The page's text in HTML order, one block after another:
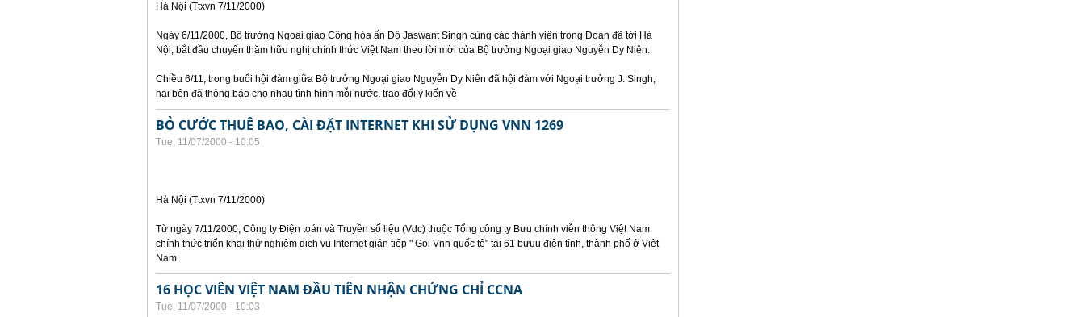
Hà Nội (Ttxvn 7/11/2000)
Ngày 6/11/2000, Bộ trưởng Ngoại giao Cộng hòa ấn Độ Jaswant Singh cùng các thành viên trong Đoàn đã tới Hà
Nội, bắt đầu chuyến thăm hữu nghị chính thức Việt Nam theo lời mời của Bộ trưởng Ngoại giao Nguyễn Dy Niên.
Chiều 6/11, trong buổi hội đàm giữa Bộ trưởng Ngoại giao Nguyễn Dy Niên đã hội đàm với Ngoại trưởng J. Singh,
hai bên đã thông báo cho nhau tình hình mỗi nước, trao đổi ý kiến về
BỎ CƯỚC THUÊ BAO, CÀI ĐẶT INTERNET KHI SỬ DỤNG VNN 1269
Tue, 11/07/2000 - 10:05
Hà Nội (Ttxvn 7/11/2000)
Từ ngày 7/11/2000, Công ty Điện toán và Truyền số liệu (Vdc) thuộc Tổng công ty Bưu chính viễn thông Việt Nam
chính thức triển khai thử nghiệm dịch vụ Internet gián tiếp " Gọi Vnn quốc tế" tại 61 bưuu điện tỉnh, thành phố ở Việt
Nam.
16 HỌC VIÊN VIỆT NAM ĐẦU TIÊN NHẬN CHỨNG CHỈ CCNA
Tue, 11/07/2000 - 10:03